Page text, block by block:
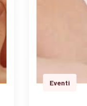
Eventi